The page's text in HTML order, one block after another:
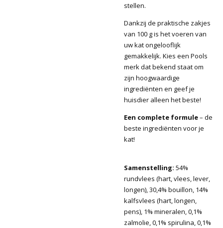
stellen.
Dankzij de praktische zakjes
van 100 g is het voeren van
uw kat ongelooflijk
gemakkelijk. Kies een Pools
merk dat bekend staat om
zijn hoogwaardige
ingrediënten en geef je
huisdier alleen het beste!
Een complete formule– de
beste ingrediënten voor je
kat!
Samenstelling: 54%
rundvlees (hart, vlees, lever,
longen), 30,4% bouillon, 14%
kalfsvlees (hart, longen,
pens), 1% mineralen, 0,1%
zalmolie, 0,1% spirulina, 0,1%